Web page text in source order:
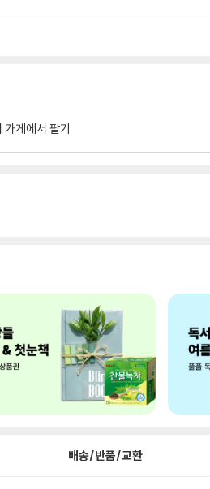
가게에서 팔기
배송/반품/교환